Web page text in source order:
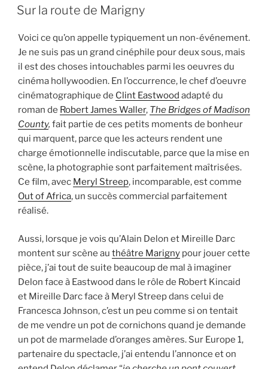
ON
Sur la route de Marigny
Voici ce qu’on appelle typiquement un non-événement.
Je ne suis pas un grand cinéphile pour deux sous, mais
il est des choses intouchables parmi les oeuvres du
cinéma hollywoodien. En l’occurrence, le chef d’oeuvre
cinématographique de Clint Eastwood adapté du
roman de Robert James Waller, The Bridges of Madison
County, fait partie de ces petits moments de bonheur
qui marquent, parce que les acteurs rendent une
charge émotionnelle indiscutable, parce que la mise en
scène, la photographie sont parfaitement maîtrisées.
Ce film, avec Meryl Streep, incomparable, est comme
Out of Africa, un succès commercial parfaitement
réalisé.
Aussi, lorsque je vois qu’Alain Delon et Mireille Darc
montent sur scène au théâtre Marigny pour jouer cette
pièce, j’ai tout de suite beaucoup de mal à imaginer
Delon face à Eastwood dans le rôle de Robert Kincaid
et Mireille Darc face à Meryl Streep dans celui de
Francesca Johnson, c’est un peu comme si on tentait
de me vendre un pot de cornichons quand je demande
un pot de marmelade d’oranges amères. Sur Europe 1,
partenaire du spectacle, j’ai entendu l’annonce et on